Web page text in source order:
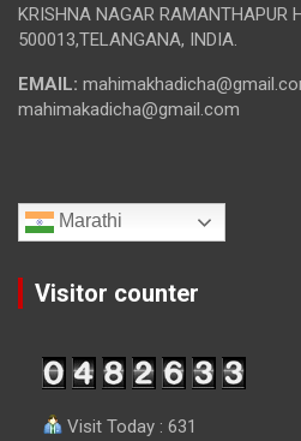
KRISHNA NAGAR RAMANTHAPUR
500013,TELANGANA, INDIA.
EMAIL:
mahimakadicha@gmail.com
Marathi
Visitor counter
Visit Today : 631